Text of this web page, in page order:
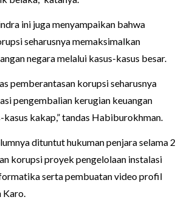
ini juga menyampaikan bahwa
seharusnya memaksimalkan
negara melalui kasus-kasus besar.
pemberantasan korupsi seharusnya
pengembalian kerugian keuangan
kasus kakap,” tandas Habiburokhman.
dituntut hukuman penjara selama 2
korupsi proyek pengelolaan instalasi
serta pembuatan video profil